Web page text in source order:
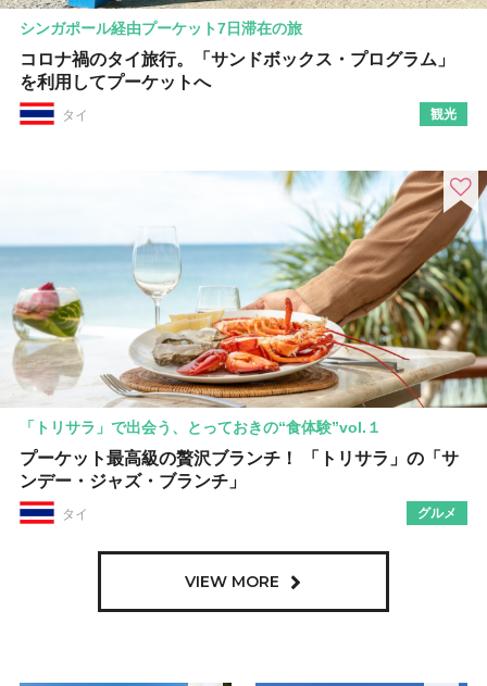
シンガポール経由プーケット7日滞在の旅
コロナ禍のタイ旅行。「サンドボックス・プログラム」
を利用してプーケットへ
タイ 観光
「トリサラ」で出会う、とっておきの“食体験”vol.１
プーケット最高級の贅沢ブランチ！ 「トリサラ」の「サ
ンデー・ジャズ・ブランチ」
タイ グルメ
VIEW MORE